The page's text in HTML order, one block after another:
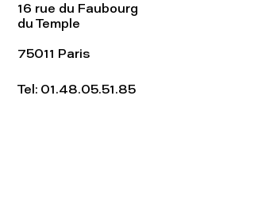
16 rue du Faubourg
du Temple
75011 Paris
Tel: 01.48.05.51.85